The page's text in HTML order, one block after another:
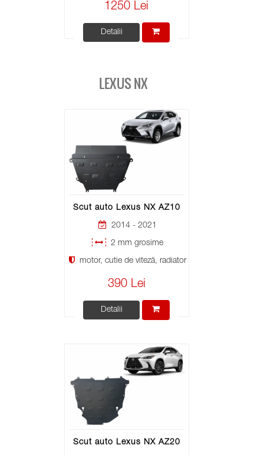
1250 Lei
Detalii
LEXUS NX
Scut auto Lexus NX AZ10
2014 - 2021
2 mm grosime
motor, cutie de viteză, radiator
390 Lei
Detalii
Scut auto Lexus NX AZ20